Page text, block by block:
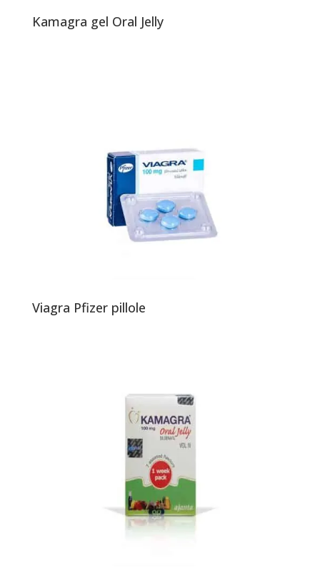
Kamagra gel Oral Jelly
Viagra Pfizer pillole